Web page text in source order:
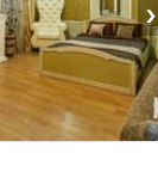
›